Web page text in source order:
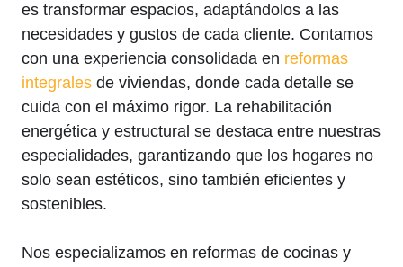
es transformar espacios, adaptándolos a las
necesidades y gustos de cada cliente. Contamos
con una experiencia consolidada en reformas
integrales de viviendas, donde cada detalle se
cuida con el máximo rigor. La rehabilitación
energética y estructural se destaca entre nuestras
especialidades, garantizando que los hogares no
solo sean estéticos, sino también eficientes y
sostenibles.
Nos especializamos en reformas de cocinas y